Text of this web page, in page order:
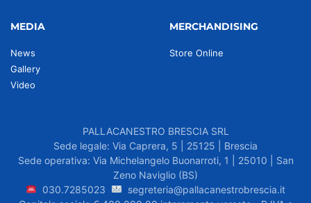
MEDIA
News
Gallery
Video
MERCHANDISING
Store Online
PALLACANESTRO BRESCIA SRL
Sede legale: Via Caprera, 5 | 25125 | Brescia
Sede operativa: Via Michelangelo Buonarroti, 1 | 25010 | San
Zeno Naviglio (BS)
030.7285023
segreteria@pallacanestrobrescia.it